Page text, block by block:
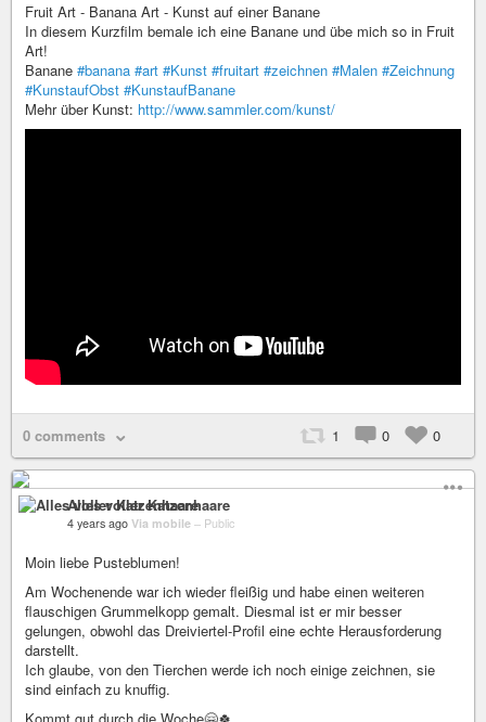
Fruit Art - Banana Art - Kunst auf einer Banane
In diesem Kurzfilm bemale ich eine Banane und übe mich so in Fruit
Art!
Banane #banana #art #Kunst #fruitart #zeichnen #Malen #Zeichnung
#KunstaufObst #KunstaufBanane
Mehr über Kunst: http://www.sammler.com/kunst/
0 comments 1 0 0
Alles voller Katzenhaare
4 years ago Via mobile – Public
Moin liebe Pusteblumen!
Am Wochenende war ich wieder fleißig und habe einen weiteren
flauschigen Grummelkopp gemalt. Diesmal ist er mir besser
gelungen, obwohl das Dreiviertel-Profil eine echte Herausforderung
darstellt.
Ich glaube, von den Tierchen werde ich noch einige zeichnen, sie
sind einfach zu knuffig.